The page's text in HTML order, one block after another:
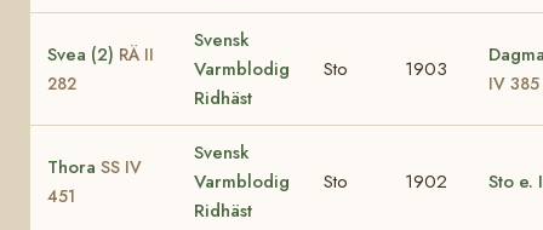
Svea (2) RÄ II
282
Svensk
Varmblodig
Ridhäst
Sto 1903
IV 385
Thora SS IV
451
Svensk
Varmblodig
Ridhäst
Sto 1902 Sto e.